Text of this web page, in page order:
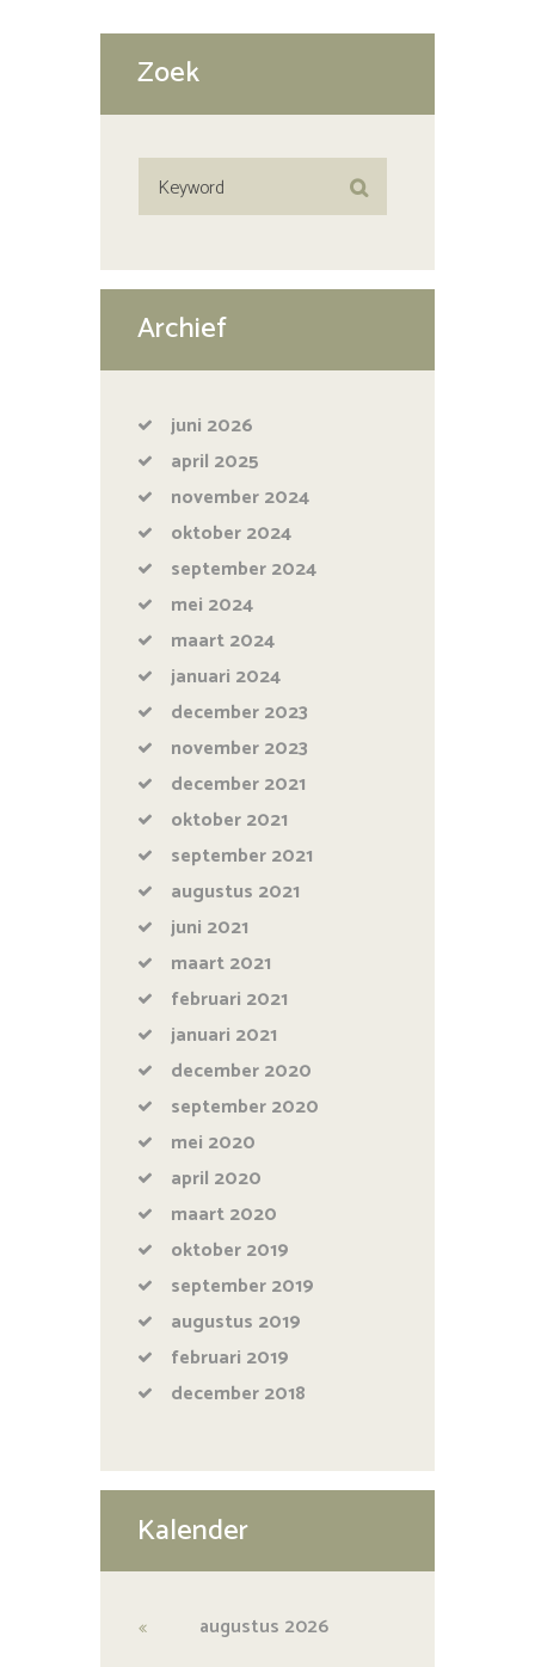
Zoek
Archief
juni 2026
april 2025
november2024
oktober2024
september2024
mei 2024
maart2024
januari 2024
december2023
november2023
december2021
oktober2021
september2021
augustus 2021
juni 2021
maart2021
februari 2021
januari 2021
december2020
september2020
mei 2020
april 2020
maart2020
oktober2019
september2019
augustus 2019
februari 2019
december2018
Kalender
augustus 2026